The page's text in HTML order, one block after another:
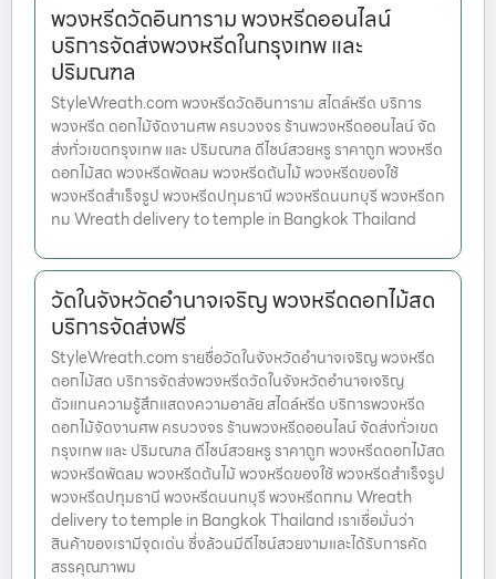
พวงหรีดวัดอินทาราม พวงหรีดออนไลน์
บริการจัดส่งพวงหรีดในกรุงเทพ และ
ปริมณฑล
StyleWreath.com พวงหรีดวัดอินทาราม สไตล์หรีด บริการ
พวงหรีด ดอกไม้จัดงานศพ ครบวงจร ร้านพวงหรีดออนไลน์ จัด
ส่งทั่วเขตกรุงเทพ และ ปริมณฑล ดีไซน์สวยหรู ราคาถูก พวงหรีด
ดอกไม้สด พวงหรีดพัดลม พวงหรีดต้นไม้ พวงหรีดของใช้
พวงหรีดสำเร็จรูป พวงหรีดปทุมธานี พวงหรีดนนทบุรี พวงหรีดก
ทม Wreath delivery to temple in Bangkok Thailand
วัดในจังหวัดอำนาจเจริญ พวงหรีดดอกไม้สด
บริการจัดส่งฟรี
StyleWreath.com รายชื่อวัดในจังหวัดอำนาจเจริญ พวงหรีด
ดอกไม้สด บริการจัดส่งพวงหรีดวัดในจังหวัดอำนาจเจริญ
ตัวแทนความรู้สึกแสดงความอาลัย สไตล์หรีด บริการพวงหรีด
ดอกไม้จัดงานศพ ครบวงจร ร้านพวงหรีดออนไลน์ จัดส่งทั่วเขต
กรุงเทพ และ ปริมณฑล ดีไซน์สวยหรู ราคาถูก พวงหรีดดอกไม้สด
พวงหรีดพัดลม พวงหรีดต้นไม้ พวงหรีดของใช้ พวงหรีดสำเร็จรูป
พวงหรีดปทุมธานี พวงหรีดนนทบุรี พวงหรีดกทม Wreath
delivery to temple in Bangkok Thailand เราเชื่อมั่นว่า
สินค้าของเรามีจุดเด่น ซึ่งล้วนมีดีไซน์สวยงามและได้รับการคัด
สรรคุณภาพม